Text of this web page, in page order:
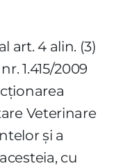
art. 4 alin. (3)
1.415/2009
Veterinare
şi a
cu